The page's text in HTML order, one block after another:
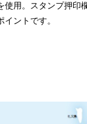
用。スタンプ押
ントです。